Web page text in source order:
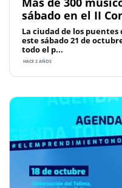
sábado en el II
La ciudad de los
este sábado 21 de
todo el p...
HACE 2 AÑOS